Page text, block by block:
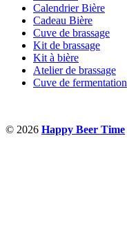
Calendrier Bière
Cadeau Bière
Cuve de brassage
Kit de brassage
Kit à bière
Atelier de brassage
Cuve de fermentation
© 2026 Happy Beer Time